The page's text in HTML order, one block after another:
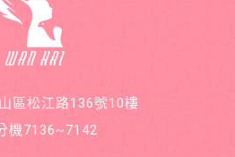
萬海航
運慈善
基金會
在公益
同打造
善循環
的美麗
區松江路136號10樓
機7136~7142